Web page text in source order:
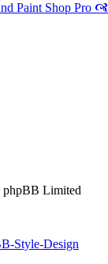
Paint Shop Pro 🙧
Limited
Style-Design